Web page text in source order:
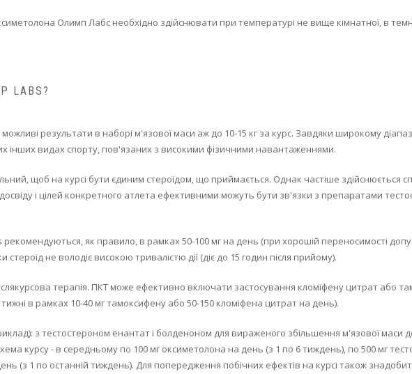
Олимп Лабс необхідно здійснювати при температурі не вище кімнатної, в
LABS?
результати в наборі м'язової маси аж до 10-15 кг за курс. Завдяки широкому
інших видах спорту, пов'язаних з високими фізичними навантаженнями.
щоб на курсі бути єдиним стероїдом, що приймається. Однак частіше здійснюється
і цілей конкретного атлета ефективними можуть бути зв'язки з препаратами
як правило, в рамках 50-100 мг на день (при хорошій переносимості
не володіє високою тривалістю дії (діє до 15 годин після прийому).
терапія. ПКТ може ефективно включати застосування кломіфену цитрат або
в рамках 10-40 мг тамоксифену або 50-150 кломіфена цитрат на день).
з тестостероном енантат і болденоном для вираженого збільшення м'язової маси
курсу - в середньому по 100 мг оксиметолона на день (з 1 по 6 тиждень), по 500 мг
(з 1 по останній тиждень). Для попередження побічних ефектів на курсі також